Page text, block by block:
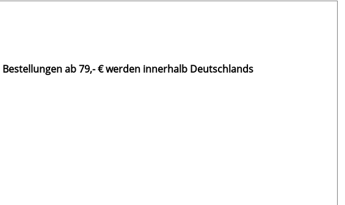
Bestellungen ab 79,- € werden innerhalb Deutschlands